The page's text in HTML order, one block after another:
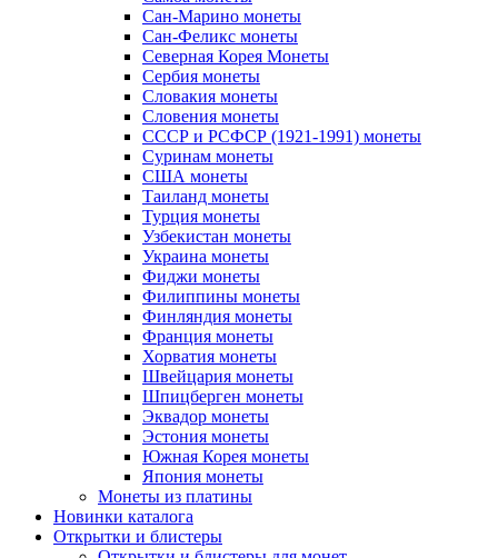
Сан-Марино монеты
Сан-Феликс монеты
Северная Корея Монеты
Сербия монеты
Словакия монеты
Словения монеты
СССР и РСФСР (1921-1991) монеты
Суринам монеты
США монеты
Таиланд монеты
Турция монеты
Узбекистан монеты
Украина монеты
Фиджи монеты
Филиппины монеты
Финляндия монеты
Франция монеты
Хорватия монеты
Швейцария монеты
Шпицберген монеты
Эквадор монеты
Эстония монеты
Южная Корея монеты
Япония монеты
Монеты из платины
Новинки каталога
Открытки и блистеры